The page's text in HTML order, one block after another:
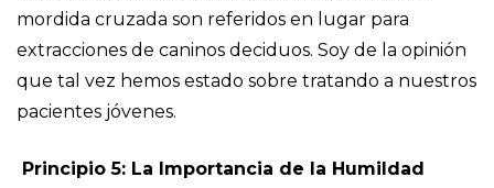
mordida cruzada son referidos en lugar para
extracciones de caninos deciduos. Soy de la opinión
que tal vez hemos estado sobre tratando a nuestros
pacientes jóvenes.
Principio 5: La Importancia de la Humildad